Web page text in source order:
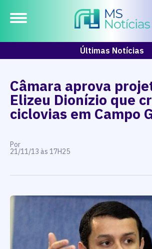
Últimas Notícias
Câmara aprova
Elizeu Dionízio que
ciclovias em Campo
Por
21/11/13 às 17H25